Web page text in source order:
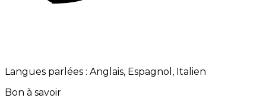
Langues parlées : Anglais, Espagnol, Italien
Bon à savoir